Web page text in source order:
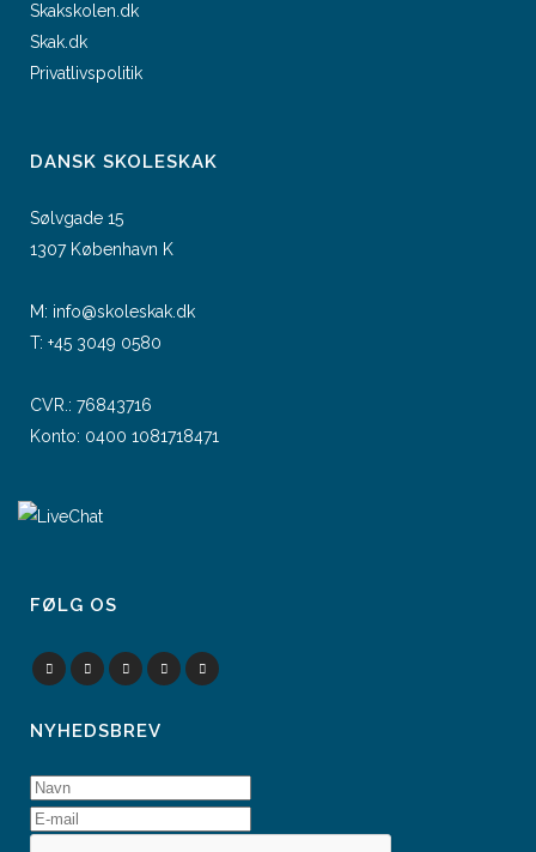
Skakskolen.dk
Skak.dk
Privatlivspolitik
DANSK SKOLESKAK
Sølvgade 15
1307 København K
M: info@skoleskak.dk
T: +45 3049 0580
CVR.: 76843716
Konto: 0400 1081718471
FØLG OS
NYHEDSBREV